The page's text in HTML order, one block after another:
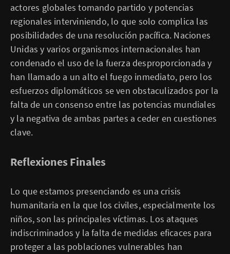
actores globales tomando partido y potencias
regionales interviniendo, lo que solo complica las
posibilidades de una resolución pacífica. Naciones
Unidas y varios organismos internacionales han
condenado el uso de la fuerza desproporcionada y
han llamado a un alto el fuego inmediato, pero los
esfuerzos diplomáticos se ven obstaculizados por la
falta de un consenso entre las potencias mundiales
y la negativa de ambas partes a ceder en cuestiones
clave.
Reflexiones Finales
Lo que estamos presenciando es una crisis
humanitaria en la que los civiles, especialmente los
niños, son las principales víctimas. Los ataques
indiscriminados y la falta de medidas eficaces para
proteger a las poblaciones vulnerables han